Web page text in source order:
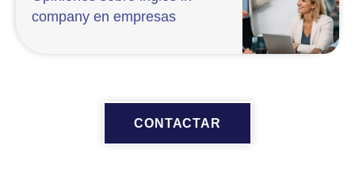
company en empresas
CONTACTAR